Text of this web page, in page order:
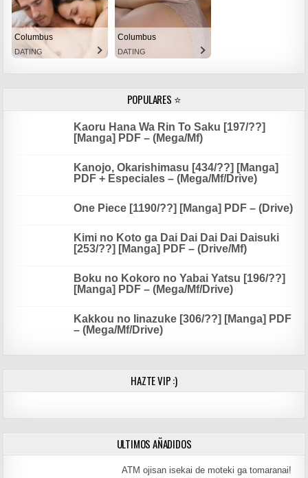
Columbus
DATING
Columbus
DATING
POPULARES ⭐
Kaoru Hana Wa Rin To Saku [197/??]
[Manga] PDF – (Mega/Mf)
Kanojo, Okarishimasu [434/??] [Manga]
PDF + Especiales – (Mega/Mf/Drive)
One Piece [1190/??] [Manga] PDF – (Drive)
Kimi no Koto ga Dai Dai Dai Dai Daisuki
[253/??] [Manga] PDF – (Drive/Mf)
Boku no Kokoro no Yabai Yatsu [196/??]
[Manga] PDF – (Mega/Mf/Drive)
Kakkou no Iinazuke [306/??] [Manga] PDF
– (Mega/Mf/Drive)
HAZTE VIP :)
ULTIMOS AÑADIDOS
ATM ojisan isekai de moteki ga tomaranai!